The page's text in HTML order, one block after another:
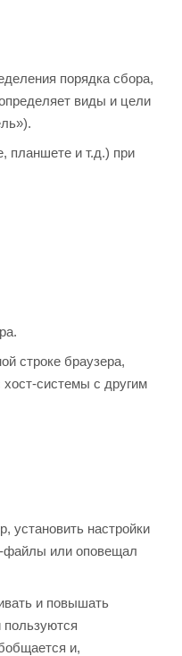
порядка сбора,
виды и цели
планшете и т.д.) при
строке браузера,
системы с другим
установить настройки
файлы или оповещал
и повышать
и,